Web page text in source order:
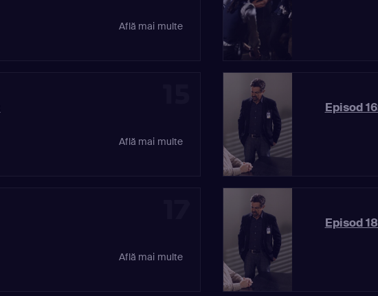
Află mai multe
Află mai multe
Episod
Află mai multe
Episod